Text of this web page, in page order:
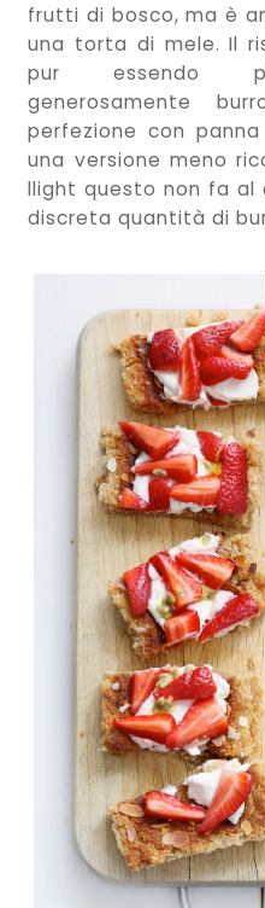
frutti di bosco, ma è
una torta di mele. Il
pur essendo
generosamente
perfezione con
una versione meno
llight questo non fa al
discreta quantità di